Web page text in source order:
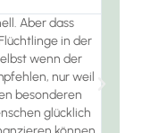
Aber dass
in der
wenn der
nur weil
besonderen
glücklich